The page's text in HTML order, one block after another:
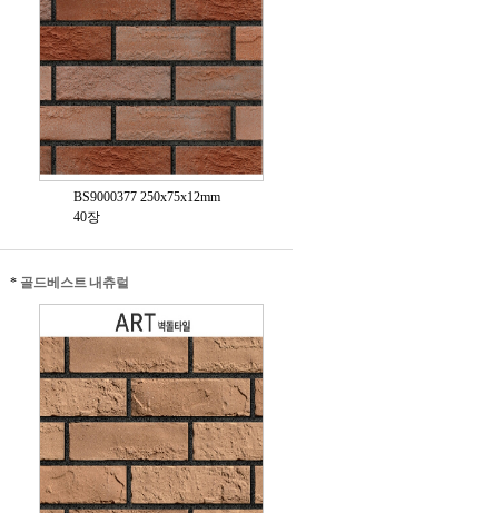
BS9000377 250x75x12mm
40장
* 골드베스트 내츄럴